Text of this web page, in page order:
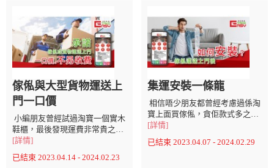
傢俬與大型貨物運送上
門一口價
小編朋友曾經試過淘寶一個實木
鞋櫃，最後發現運費非常貴之
餘，最令人失預算嘅係送上樓還
要看司機心情，司機隨意開價，
令人無所適從，傢俬未入到屋已
[詳情]
已結束 2023.04.14 - 2024.02.23
集運安裝一條龍
相信唔少朋友都曾經考慮過係淘
寶上面買傢俬，貪佢款式多之外
仲要夠平，但係問題嚟
喇。。。。安裝點搞呢？ 唔精通
安裝嘅話最後又要花半日甚至一
[詳情]
已結束 2023.04.07 - 2024.02.29